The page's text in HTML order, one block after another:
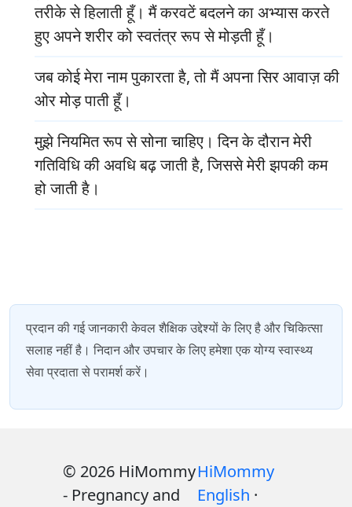
तरीके से हिलाती हूँ। मैं करवटें बदलने का अभ्यास करते
हुए अपने शरीर को स्वतंत्र रूप से मोड़ती हूँ।
जब कोई मेरा नाम पुकारता है, तो मैं अपना सिर आवाज़ की
ओर मोड़ पाती हूँ।
मुझे नियमित रूप से सोना चाहिए। दिन के दौरान मेरी
गतिविधि की अवधि बढ़ जाती है, जिससे मेरी झपकी कम
हो जाती है।
प्रदान की गई जानकारी केवल शैक्षिक उद्देश्यों के लिए है और चिकित्सा
सलाह नहीं है। निदान और उपचार के लिए हमेशा एक योग्य स्वास्थ्य
सेवा प्रदाता से परामर्श करें।
© 2026 HiMommy
- Pregnancy and
HiMommy
English ·